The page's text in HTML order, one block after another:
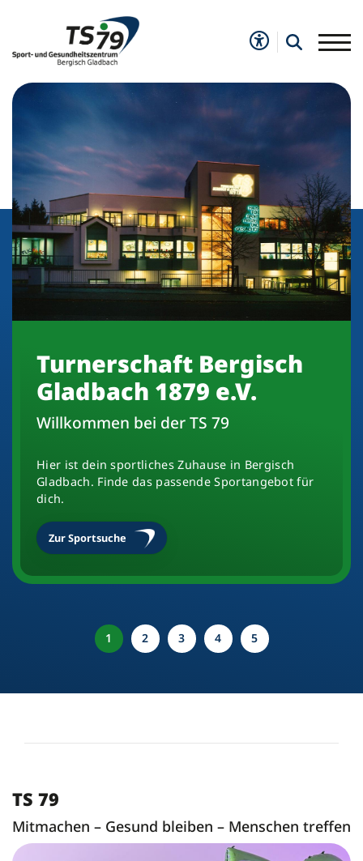
Turnerschaft Bergisch
Gladbach 1879 e.V.
Willkommen bei der TS 79
Hier ist dein sportliches Zuhause in Bergisch
Gladbach. Finde das passende Sportangebot für
dich.
Zur Sportsuche
TS 79
Mitmachen – Gesund bleiben – Menschen treffen